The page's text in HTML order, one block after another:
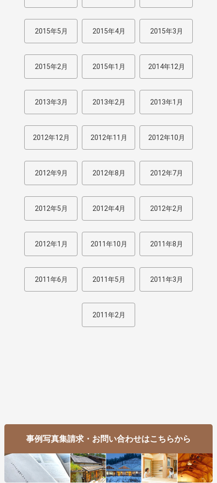
2015年5月 2015年4月 2015年3月
2015年2月 2015年1月 2014年12月
2013年3月 2013年2月 2013年1月
2012年12月 2012年11月 2012年10月
2012年9月 2012年8月 2012年7月
2012年5月 2012年4月 2012年2月
2012年1月 2011年10月 2011年8月
2011年6月 2011年5月 2011年3月
2011年2月
事例写真集請求・お問い合わせはこちらから